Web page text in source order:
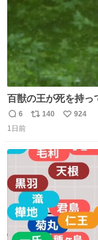
百獣の王が死を持って発信
でない日本の夏 ど
命を護ってください…と 治療中のライオンが助か
動物公園にて 残念な
返
信
6
リ
ト
140
い
数
924
1日前